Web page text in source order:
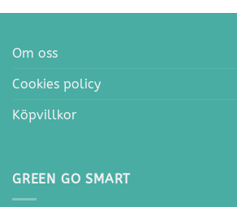
Om oss
Cookies policy
Köpvillkor
GREEN GO SMART